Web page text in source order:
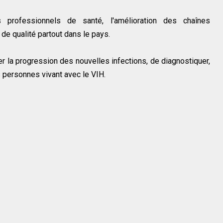
de santé, l'amélioration des chaînes
qualité partout dans le pays.
la progression des nouvelles infections, de diagnostiquer,
vivant avec le VIH.